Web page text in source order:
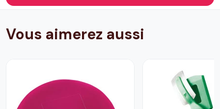
Vous aimerez aussi